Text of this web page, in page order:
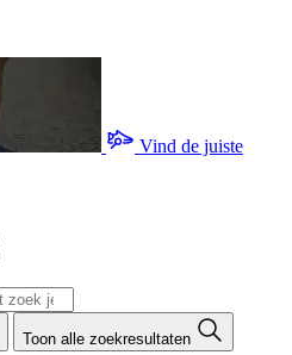
Vind de juiste
Toon alle zoekresultaten